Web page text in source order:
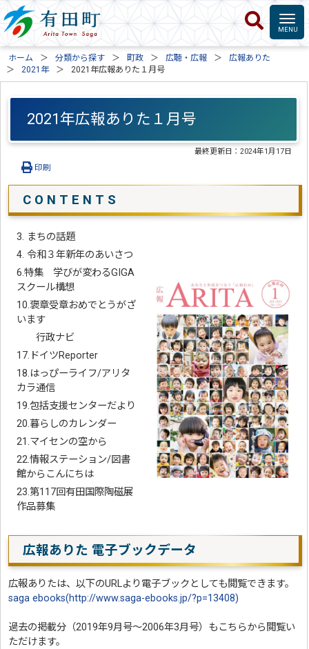
ホーム 分類から探す 町政 広聴・広報
広報ありた
2021年
2021年広報ありた１月号
2021年広報ありた１月号
最終更新日：2024年1月17日
印刷
C O N T E N T S
3. まちの話題
4. 令和３年新年のあいさつ
6.特集 学びが変わるGIGA
スクール構想
10.褒章受章おめでとうがざ
います
行政ナビ
17.ドイツReporter
18.はっぴーライフ/アリタ
カラ通信
19.包括支援センターだより
20.暮らしのカレンダー
21.マイセンの空から
22.情報ステーション/図書
館からこんにちは
23.第117回有田国際陶磁展
作品募集
広報ありた 電子ブックデータ
広報ありたは、以下のURLより電子ブックとしても閲覧できます。
saga ebooks(http://www.saga-ebooks.jp/?p=13408)
過去の掲載分（2019年9月号～2006年3月号）もこちらから閲覧い
ただけます。